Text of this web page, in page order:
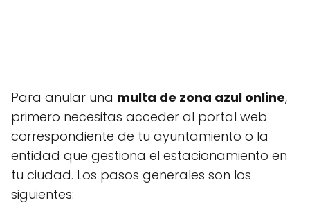
Para anular una multa de zona azul online,
primero necesitas acceder al portal web
correspondiente de tu ayuntamiento o la
entidad que gestiona el estacionamiento en
tu ciudad. Los pasos generales son los
siguientes: